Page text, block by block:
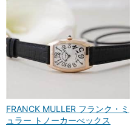
FRANCK MULLER フランク・ミ
ュラー トノーカーべックス